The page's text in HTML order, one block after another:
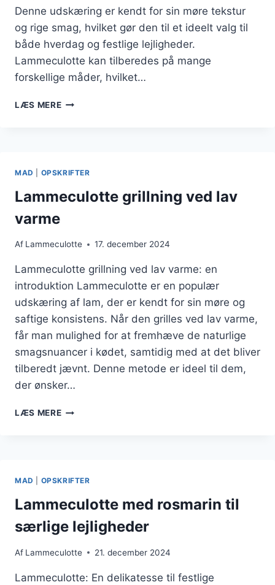
Denne udskæring er kendt for sin møre tekstur
og rige smag, hvilket gør den til et ideelt valg til
både hverdag og festlige lejligheder.
Lammeculotte kan tilberedes på mange
forskellige måder, hvilket…
LÆS MERELAMMECULOTTE
MAD OPSKRIFTER
Lammeculotte grillning ved lav
varme
Af Lammeculotte 17. december 2024
Lammeculotte grillning ved lav varme: en
introduktion Lammeculotte er en populær
udskæring af lam, der er kendt for sin møre og
saftige konsistens. Når den grilles ved lav varme,
får man mulighed for at fremhæve de naturlige
smagsnuancer i kødet, samtidig med at det bliver
tilberedt jævnt. Denne metode er ideel til dem,
der ønsker…
LÆS MERELAMMECULOTTE
MAD OPSKRIFTER
Lammeculotte med rosmarin til
særlige lejligheder
Af Lammeculotte 21. december 2024
Lammeculotte: En delikatesse til festlige